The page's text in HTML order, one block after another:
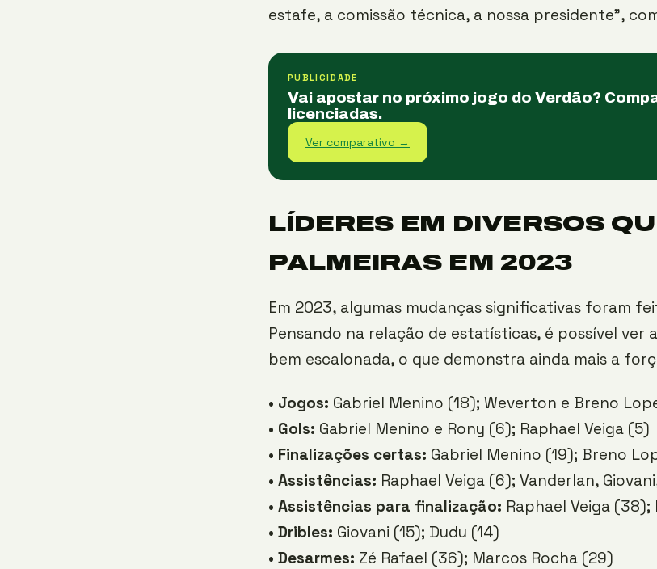
estafe, a comissão técnica, a nossa presidente”,
PUBLICIDADE
Vai apostar no próximo jogo do Verdão?
licenciadas.
Ver comparativo →
LÍDERES EM DIVERSOS
PALMEIRAS EM 2023
Em 2023, algumas mudanças significativas foram
Pensando na relação de estatísticas, é possível ver
bem escalonada, o que demonstra ainda mais a
• Jogos: Gabriel Menino (18); Weverton e Breno
• Gols: Gabriel Menino e Rony (6); Raphael Veiga (5)
• Finalizações certas: Gabriel Menino (19); Breno
• Assistências: Raphael Veiga (6); Vanderlan,
• Assistências para finalização: Raphael Veiga
• Dribles: Giovani (15); Dudu (14)
• Desarmes: Zé Rafael (36); Marcos Rocha (29)